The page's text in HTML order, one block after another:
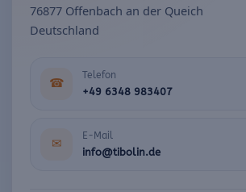
76877 Offenbach an der Queich
Deutschland
☎
Telefon
+49 6348 983407
✉
E-Mail
info@tibolin.de